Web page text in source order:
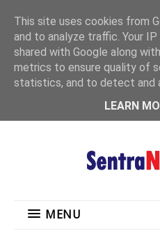
MENU
This site uses cookies from
and to analyze traffic. Your
shared with Google along
metrics to ensure quality of
statistics, and to detect and
LEARN